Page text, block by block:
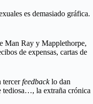
es demasiado gráfica.
Man Ray y Mapplethorpe,
de expensas, cartas de
tercerfeedbacklo dan
tediosa…, la extraña crónica